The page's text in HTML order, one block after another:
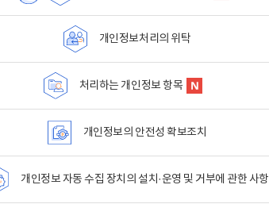
개인정보처리의 위탁
처리하는 개인정보 항목
개인정보의 안전성 확보조치
개인정보 자동 수집 장치의 설치·운영 및 거부에 관한 사항